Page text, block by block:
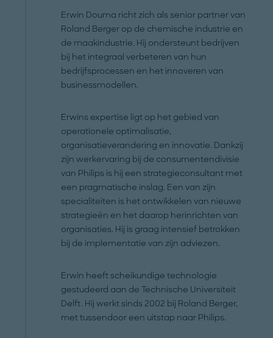
Erwin Douma richt zich als senior partner van
Roland Berger op de chemische industrie en
de maakindustrie. Hij ondersteunt bedrijven
bij het integraal verbeteren van hun
bedrijfsprocessen en het innoveren van
businessmodellen.
Erwins expertise ligt op het gebied van
operationele optimalisatie,
organisatieverandering en innovatie. Dankzij
zijn werkervaring bij de consumentendivisie
van Philips is hij een strategieconsultant met
een pragmatische inslag. Een van zijn
specialiteiten is het ontwikkelen van nieuwe
strategieën en het daarop herinrichten van
organisaties. Hij is graag intensief betrokken
bij de implementatie van zijn adviezen.
Erwin heeft scheikundige technologie
gestudeerd aan de Technische Universiteit
Delft. Hij werkt sinds 2002 bij Roland Berger,
met tussendoor een uitstap naar Philips.